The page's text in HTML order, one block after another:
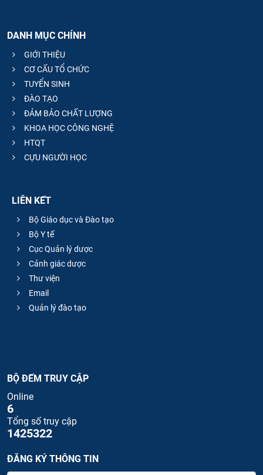
DANH MỤC CHÍNH
GIỚI THIỆU
CƠ CẤU TỔ CHỨC
TUYỂN SINH
ĐÀO TẠO
ĐẢM BẢO CHẤT LƯỢNG
KHOA HỌC CÔNG NGHỆ
HTQT
CỰU NGƯỜI HỌC
LIÊN KẾT
Bộ Giáo dục và Đào tạo
Bộ Y tế
Cục Quản lý dược
Cảnh giác dược
Thư viện
Email
Quản lý đào tạo
BỘ ĐẾM TRUY CẬP
Online
6
Tổng số truy cập
1425322
ĐĂNG KÝ THÔNG TIN